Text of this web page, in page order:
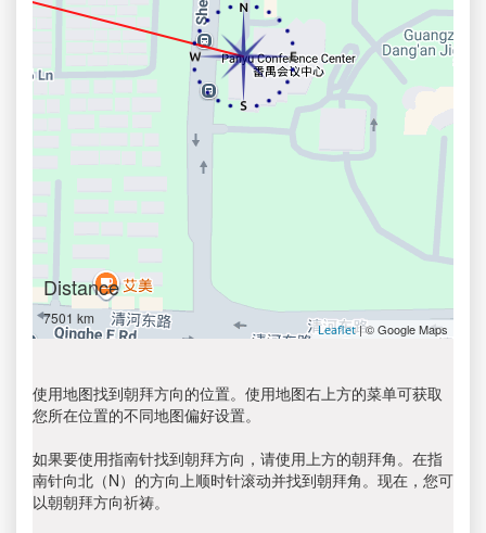
Distance
7501 km
Leaflet| © Google Maps
使用地图找到朝拜方向的位置。使用地图右上方的菜单可获取
您所在位置的不同地图偏好设置。
如果要使用指南针找到朝拜方向，请使用上方的朝拜角。在指
南针向北（N）的方向上顺时针滚动并找到朝拜角。现在，您可
以朝朝拜方向祈祷。